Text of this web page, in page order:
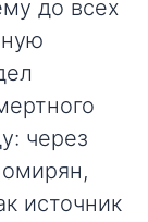
до всех
через
источник